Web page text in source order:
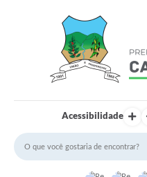
Acessibilidade